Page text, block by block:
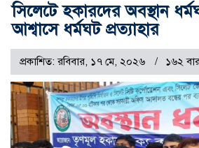
সিলেটে হকারদের অবস্থান
আশ্বাসে ধর্মঘট প্রত্যাহার
প্রকাশিত: রবিবার, ১৭ মে, ২০২৬ ১৬২